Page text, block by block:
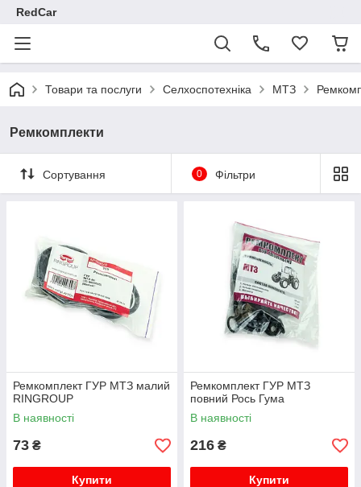
RedCar
Товари та послуги Селхоспотехніка МТЗ
Ремкомплекти
Сортування 0 Фільтри
Ремкомплект ГУР МТЗ малий
RINGROUP
В наявності
73 ₴
Купити
Ремкомплект ГУР МТЗ
повний Рось Гума
В наявності
216 ₴
Купити